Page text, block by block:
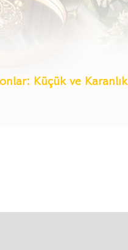
Küçük ve Karanlık